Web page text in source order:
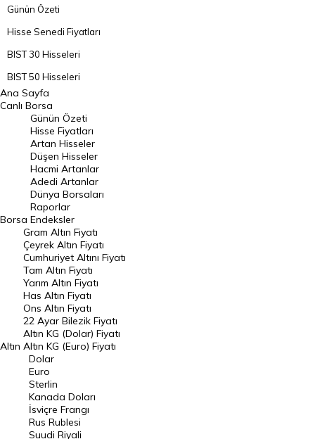
Günün Özeti
Hisse Senedi Fiyatları
BIST 30 Hisseleri
BIST 50 Hisseleri
BIST 100 Hisseleri
En Çok Artan Hisseler
En Çok Düşen Hisseler
Hacmi Artanlar
Geçmiş Kapanışlar
Dünya Borsaları
Raporlar
Endeksler
DÖVİZ
Döviz Kuru
Dolar Kuru
Euro Kuru
Pound Kuru
Frank Kuru
Riyal Kuru
Ana Sayfa
Canlı Borsa
Borsa
Günün Özeti
Hisse Fiyatları
Artan Hisseler
Düşen Hisseler
Hacmi Artanlar
Adedi Artanlar
Dünya Borsaları
Raporlar
Endeksler
Altın
Gram Altın Fiyatı
Çeyrek Altın Fiyatı
Cumhuriyet Altını Fiyatı
Tam Altın Fiyatı
Yarım Altın Fiyatı
Has Altın Fiyatı
Ons Altın Fiyatı
22 Ayar Bilezik Fiyatı
Altın KG (Dolar) Fiyatı
Altın KG (Euro) Fiyatı
Dolar
Euro
Sterlin
Kanada Doları
İsviçre Frangı
Rus Rublesi
Suudi Riyali